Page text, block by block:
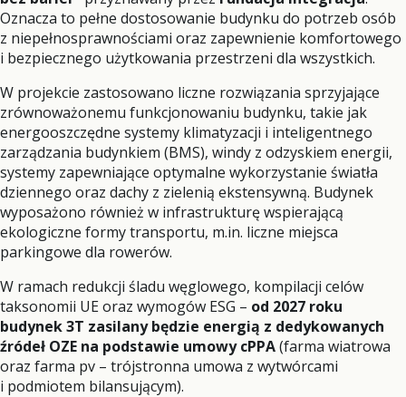
Oznacza to pełne dostosowanie budynku do potrzeb osób
z niepełnosprawnościami oraz zapewnienie komfortowego
i bezpiecznego użytkowania przestrzeni dla wszystkich.
W projekcie zastosowano liczne rozwiązania sprzyjające
zrównoważonemu funkcjonowaniu budynku, takie jak
energooszczędne systemy klimatyzacji i inteligentnego
zarządzania budynkiem (BMS), windy z odzyskiem energii,
systemy zapewniające optymalne wykorzystanie światła
dziennego oraz dachy z zielenią ekstensywną. Budynek
wyposażono również w infrastrukturę wspierającą
ekologiczne formy transportu, m.in. liczne miejsca
parkingowe dla rowerów.
W ramach redukcji śladu węglowego, kompilacji celów
taksonomii UE oraz wymogów ESG – od 2027 roku
budynek 3T zasilany będzie energią z dedykowanych
źródeł OZE na podstawie umowy cPPA(farma wiatrowa
oraz farma pv – trójstronna umowa z wytwórcami
i podmiotem bilansującym).